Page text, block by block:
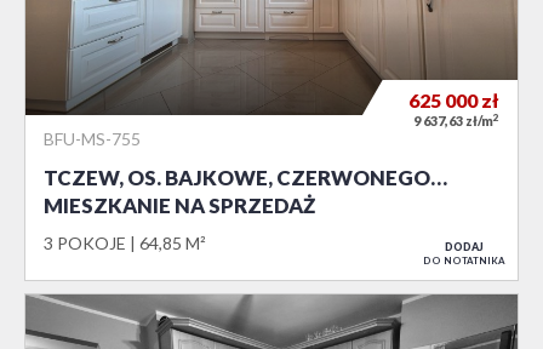
BFU-MS-755
TCZEW, OS. BAJKOWE, CZERWONEGO…
MIESZKANIE NA SPRZEDAŻ
3 POKOJE 64,85 M²
625 000zł
9 637,63 zł/m2
DODAJ
DO NOTATNIKA